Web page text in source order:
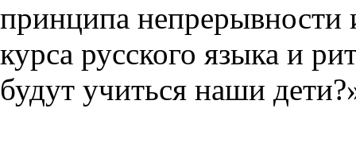
принципа непрерывности
курса русского языка и
будут учиться наши